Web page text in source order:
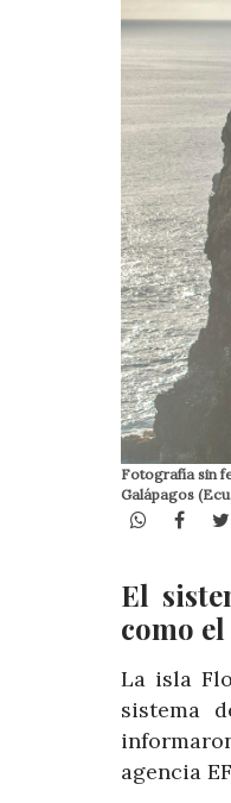
Fotografía sin
Galápagos
WhatsApp
El
como
La isla
sistema
agencia